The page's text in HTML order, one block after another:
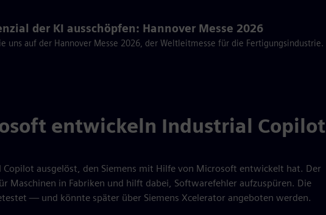
der KI ausschöpfen: Hannover Messe 2026
uns auf der Hannover Messe 2026, der Weltleitmesse für die Fertigungsindustrie.
entwickeln Industrial Copilot
ausgelöst, den Siemens mit Hilfe von Microsoft entwickelt hat. Der
Maschinen in Fabriken und hilft dabei, Softwarefehler aufzuspüren. Die
— und könnte später über Siemens Xcelerator angeboten werden.